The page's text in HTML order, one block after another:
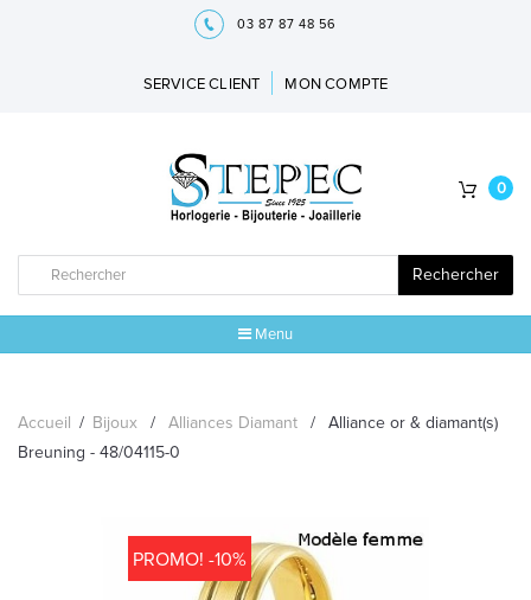
03 87 87 48 56
SERVICE CLIENT MON COMPTE
Rechercher
0
Menu
MONTRES
LES GEORGETTES
Accueil / Bijoux / Alliances Diamant /
Alliance or & diamant(s)
Breuning - 48/04115-0
PROMO! -10%